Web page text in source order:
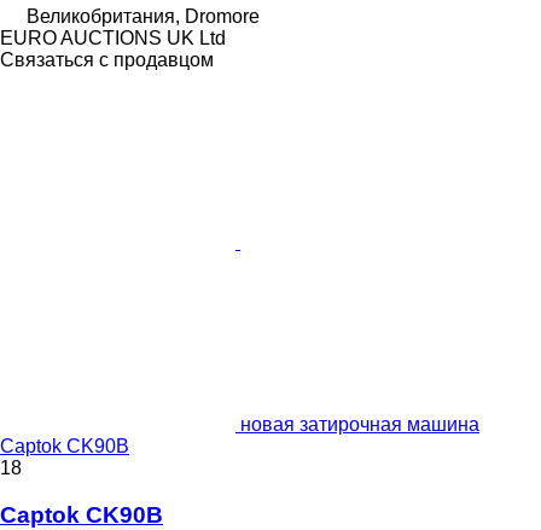
Великобритания, Dromore
EURO AUCTIONS UK Ltd
Связаться с продавцом
новая затирочная машина
Captok CK90B
18
Captok CK90B